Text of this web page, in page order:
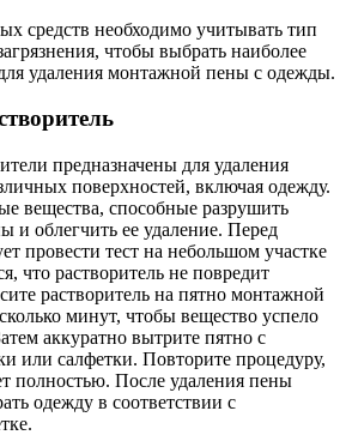
средств необходимо учитывать тип
чтобы выбрать наиболее
удаления монтажной пены с одежды.
предназначены для удаления
поверхностей, включая одежду.
вещества, способные разрушить
и облегчить ее удаление. Перед
провести тест на небольшом участке
что растворитель не повредит
растворитель на пятно монтажной
минут, чтобы вещество успело
аккуратно вытрите пятно с
или салфетки. Повторите процедуру,
полностью. После удаления пены
одежду в соответствии с